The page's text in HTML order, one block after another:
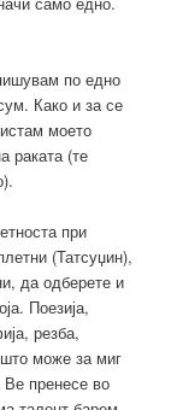
по едно
Како и за се
моето
раката (те
при
(Татсуџин),
да одберете и
Поезија,
резба,
може за миг
пренесе во